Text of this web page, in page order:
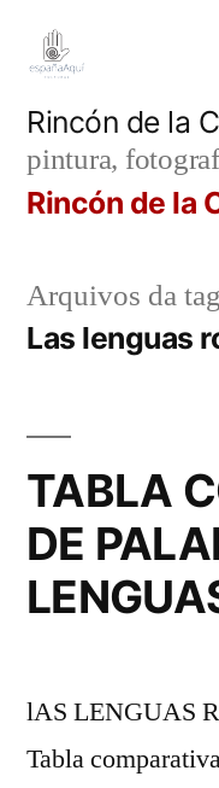
Pular
para
conteúdo
Rincón de la
pintura,
Rincón de la
Arquivos da
Las lenguas
TABLA
DE
lAS LENGUAS
Tabla